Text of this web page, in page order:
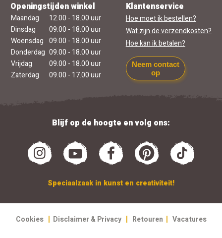
Openingstijden winkel
Maandag
12.00 - 18.00 uur
Dinsdag
09.00 - 18.00 uur
Woensdag 09.00 - 18.00 uur
Donderdag 09.00 - 18.00 uur
Vrijdag
09.00 - 18.00 uur
Zaterdag
09.00 - 17.00 uur
Klantenservice
Hoe moet ik bestellen?
Wat zijn de verzendkosten?
Hoe kan ik betalen?
Neem contact
op
Blijf op de hoogte en volg ons:
Speciaalzaak in kunst en creativiteit!
Cookies | Disclaimer & Privacy | Retouren | Vacatures